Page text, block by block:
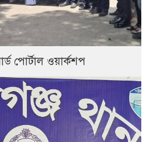
পোর্টাল ওয়ার্কশপ